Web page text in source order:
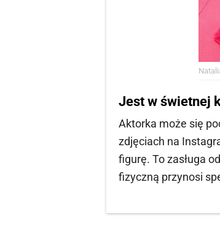
Jest w świetnej
Aktorka może się
zdjęciach na
figurę. To zasługa
fizyczną przynosi